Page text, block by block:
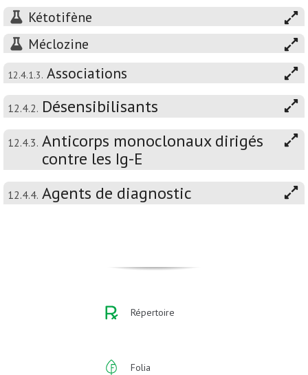
Kétotifène
Méclozine
12.4.1.3. Associations
12.4.2. Désensibilisants
12.4.3. Anticorps monoclonaux dirigés
contre les Ig-E
12.4.4. Agents de diagnostic
Répertoire
Folia